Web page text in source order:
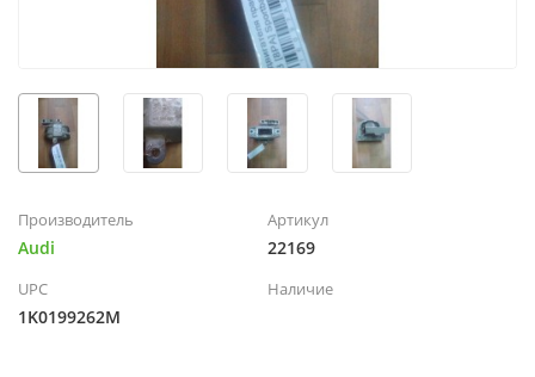
Производитель
Audi
Артикул
22169
UPC
1K0199262M
Наличие